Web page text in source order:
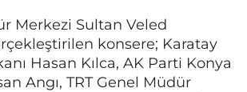
Merkezi Sultan Veled
konsere; Karatay
Hasan Kılca, AK Parti Konya
Angı, TRT Genel Müdür